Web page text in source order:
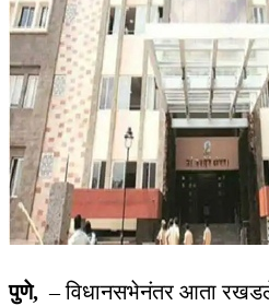
पुणे, – विधानसभेनंतर आता